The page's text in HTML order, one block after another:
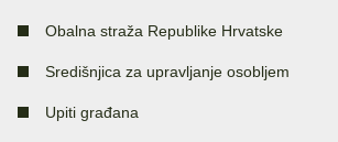
Obalna straža Republike Hrvatske
Središnjica za upravljanje osobljem
Upiti građana